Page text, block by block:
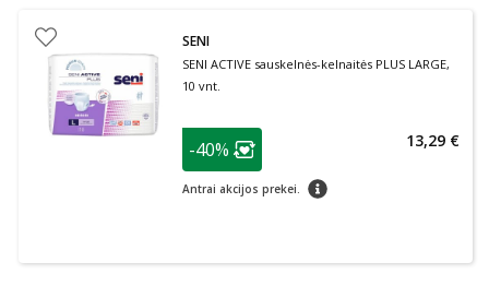
SENI
SENI ACTIVE sauskelnės-kelnaitės PLUS LARGE,
10 vnt.
patarimas
Lojalumo klubo narių nuolaida
-40%
Antrai akcijos prekei. patarimas
13,29 €